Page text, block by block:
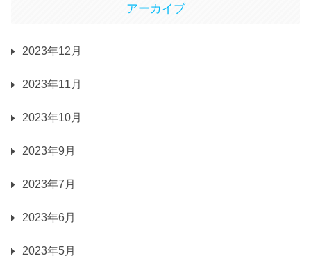
アーカイブ
2023年12月
2023年11月
2023年10月
2023年9月
2023年7月
2023年6月
2023年5月